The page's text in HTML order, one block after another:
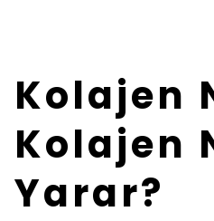
Kolajen
Kolajen
Yarar?